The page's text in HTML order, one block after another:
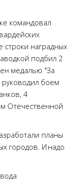
командовал
строки наградных
подбил 2
медалью "За
боем
4
Отечественной
планы
городов. И надо